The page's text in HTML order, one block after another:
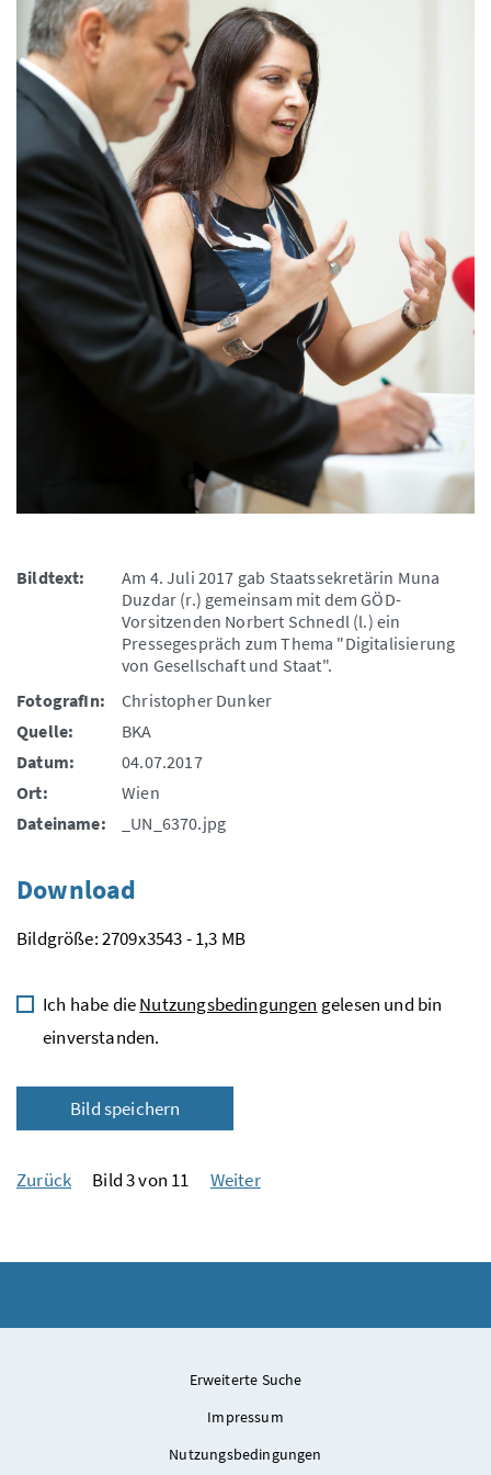
Bildtext:
Am 4. Juli 2017 gab Staatssekretärin Muna
Duzdar (r.) gemeinsam mit dem GÖD-
Vorsitzenden Norbert Schnedl (l.) ein
Pressegespräch zum Thema "Digitalisierung
von Gesellschaft und Staat".
FotografIn:
Christopher Dunker
Quelle:
BKA
Datum:
04.07.2017
Ort:
Wien
Dateiname:
_UN_6370.jpg
Download
Bildgröße: 2709x3543 - 1,3 MB
Ich habe dieNutzungsbedingungen gelesen und bin
einverstanden.
Bild speichern
Zurück Bild 3 von 11 Weiter
Erweiterte Suche
Impressum
Nutzungsbedingungen